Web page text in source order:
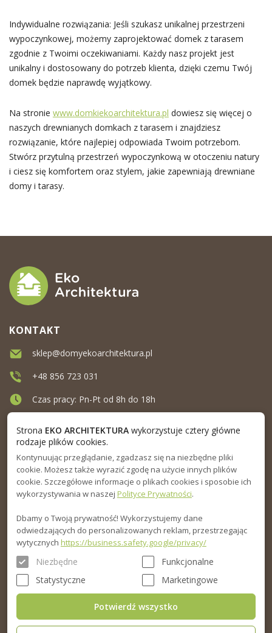
Indywidualne rozwiązania: Jeśli szukasz unikalnej przestrzeni
wypoczynkowej, możemy zaprojektować domek z tarasem
zgodnie z Twoimi oczekiwaniami. Każdy nasz projekt jest
unikalny i dostosowany do potrzeb klienta, dzięki czemu Twój
domek będzie naprawdę wyjątkowy.
Na stronie www.domkiekoarchitektura.pl dowiesz się więcej o
naszych drewnianych domkach z tarasem i znajdziesz
rozwiązanie, które najlepiej odpowiada Twoim potrzebom.
Stwórz przytulną przestrzeń wypoczynkową w otoczeniu natury
i ciesz się komfortem oraz stylem, jakie zapewniają drewniane
domy i tarasy.
MENU
INFORMACJA
PORADNIK
KONTAKT
sklep@domyekoarchitektura.pl
+48 856 723 031
Czas pracy: Pn-Pt od 8h do 18h
Strona EKO ARCHITEKTURAwykorzystuje cztery główne
rodzaje plików cookies.
Kontynuując przeglądanie, zgadzasz się na niezbędne pliki
cookie. Możesz także wyrazić zgodę na użycie innych plików
cookie. Szczegółowe informacje o plikach cookies i sposobie ich
wykorzystywania w naszej Polityce Prywatności.
Dbamy o Twoją prywatność! Wykorzystujemy dane
odwiedzających do personalizowanych reklam, przestrzegając
wytycznych https://business.safety.google/privacy/
Niezbędne
Funkcjonalne
Statystyczne
Marketingowe
Potwierdź wszystko